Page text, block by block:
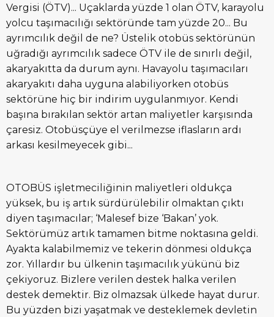
Vergisi (ÖTV)... Uçaklarda yüzde 1 olan ÖTV, karayolu
yolcu taşımacılığı sektöründe tam yüzde 20... Bu
ayrımcılık değil de ne? Üstelik otobüs sektörünün
uğradığı ayrımcılık sadece ÖTV ile de sınırlı değil,
akaryakıtta da durum aynı. Havayolu taşımacıları
akaryakıtı daha uyguna alabiliyorken otobüs
sektörüne hiç bir indirim uygulanmıyor. Kendi
başına bırakılan sektör artan maliyetler karşısında
çaresiz. Otobüsçüye el verilmezse iflasların ardı
arkası kesilmeyecek gibi...
OTOBÜS işletmeciliğinin maliyetleri oldukça
yüksek, bu iş artık sürdürülebilir olmaktan çıktı
diyen taşımacılar; ‘Malesef bize ‘Bakan’ yok.
Sektörümüz artık tamamen bitme noktasına geldi.
Ayakta kalabilmemiz ve tekerin dönmesi oldukça
zor. Yıllardır bu ülkenin taşımacılık yükünü biz
çekiyoruz. Bizlere verilen destek halka verilen
destek demektir. Biz olmazsak ülkede hayat durur.
Bu yüzden bizi yaşatmak ve desteklemek devletin